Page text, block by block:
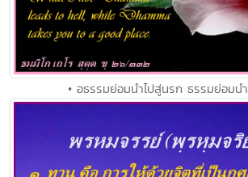
• อธรรมย่อมนำไปสู่นรก ธรรมย่อมน